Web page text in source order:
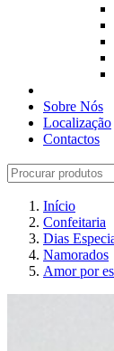
Sobre Nós
Localização
Contactos
Início
Confeitaria
Dias
Namorados
Amor por